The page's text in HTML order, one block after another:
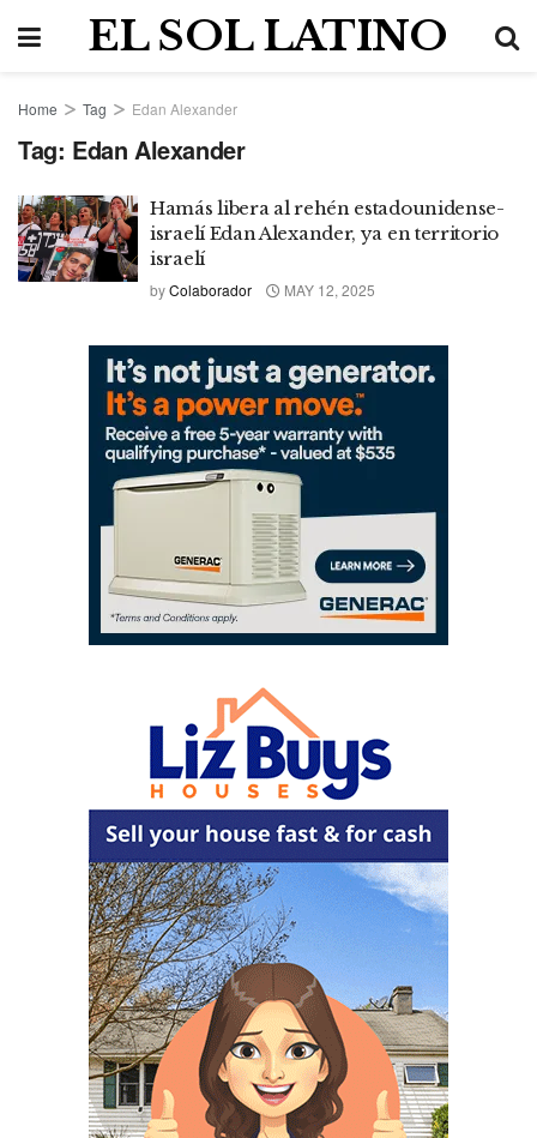
EL SOL LATINO
Home Tag Edan Alexander
Tag: Edan Alexander
Hamás libera al rehén estadounidense-
israelí Edan Alexander, ya en territorio
israelí
byColaborador MAY 12, 2025